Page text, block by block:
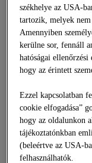
Vájat-
székhelye az USA-
tartozik, melyek
Amennyiben
kerülne sor, fennáll
hatóságai
hogy az érintett
Ezzel kapcsolatban
cookie elfogadása”
hogy az oldalunkon
tájékoztatónkban
(beleértve az USA-
felhasználhatók.